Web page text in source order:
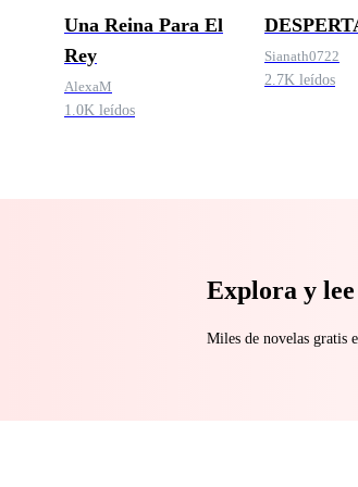
Una Reina Para El
Rey
AlexaM
1.0K leídos
Sianath0722
2.7K leídos
Explora y lee
Miles de novelas gratis